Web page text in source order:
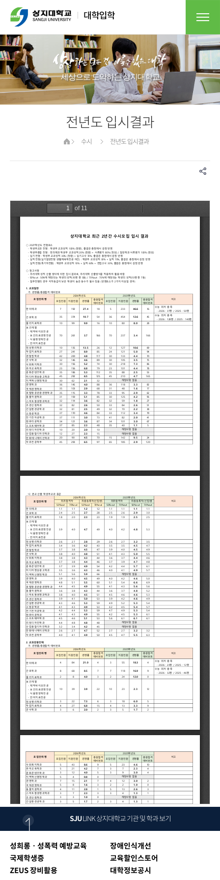
세상으로 도약하는 상지대학교​
전년도 입시결과
수시 전년도 입시결과
SJULINK상지대학교 기관 및 학과 보기
성희롱ㆍ성폭력 예방교육
장애인식개선
국제학생증
교육할인스토어
ZEUS 장비활용
대학정보공시